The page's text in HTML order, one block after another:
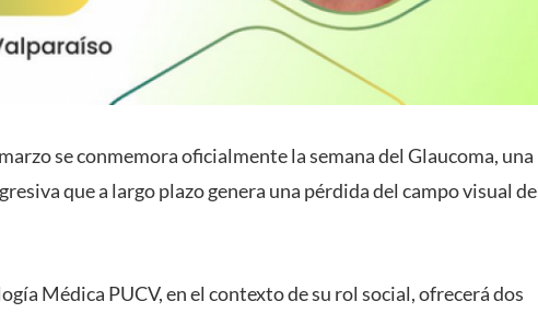
se conmemora oficialmente la semana del Glaucoma, una
que a largo plazo genera una pérdida del campo visual de
Médica PUCV, en el contexto de su rol social, ofrecerá dos